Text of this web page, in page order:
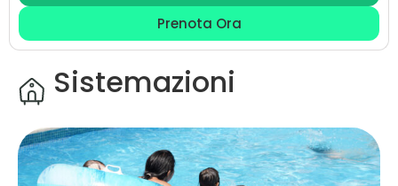
Prenota Ora
Sistemazioni